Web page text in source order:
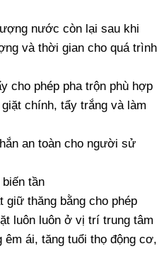
nước còn lại sau khi
và thời gian cho quá trình
cho phép pha trộn phù hợp
chính, tẩy trắng và làm
an toàn cho người sử
tần
giữ thăng bằng cho phép
luôn luôn ở vị trí trung tâm
êm ái, tăng tuổi thọ động cơ,